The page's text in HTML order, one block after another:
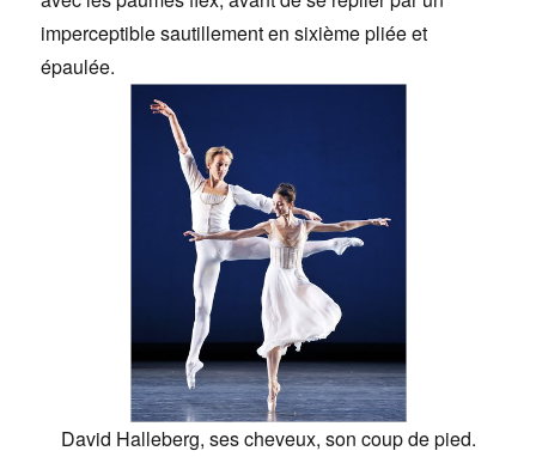
imperceptible sautillement en sixième pliée et
épaulée.
David Halleberg, ses cheveux, son coup de pied.